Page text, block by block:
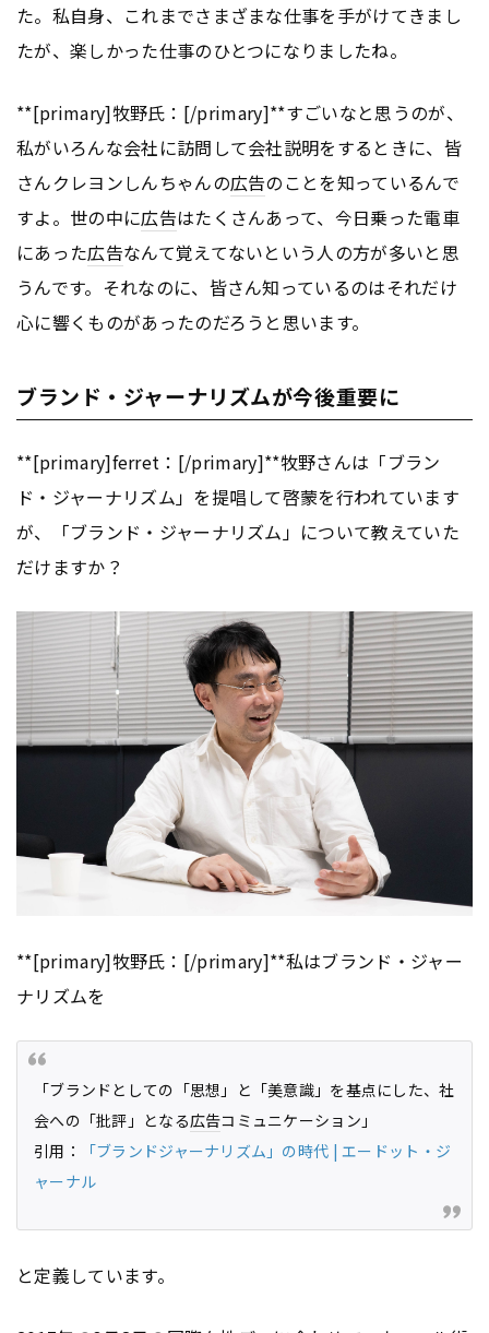
た。私自身、これまでさまざまな仕事を手がけてきまし
たが、楽しかった仕事のひとつになりましたね。
**[primary]牧野氏：[/primary]**すごいなと思うのが、
私がいろんな会社に訪問して会社説明をするときに、皆
さんクレヨンしんちゃんの広告のことを知っているんで
すよ。世の中に広告はたくさんあって、今日乗った電車
にあった広告なんて覚えてないという人の方が多いと思
うんです。それなのに、皆さん知っているのはそれだけ
心に響くものがあったのだろうと思います。
ブランド・ジャーナリズムが今後重要に
**[primary]ferret：[/primary]**牧野さんは「ブラン
ド・ジャーナリズム」を提唱して啓蒙を行われています
が、「ブランド・ジャーナリズム」について教えていた
だけますか？
**[primary]牧野氏：[/primary]**私はブランド・ジャー
ナリズムを
「ブランドとしての「思想」と「美意識」を基点にした、社
会への「批評」となる広告コミュニケーション」
引用：
「ブランドジャーナリズム」の時代 | エードット・ジ
ャーナル
と定義しています。